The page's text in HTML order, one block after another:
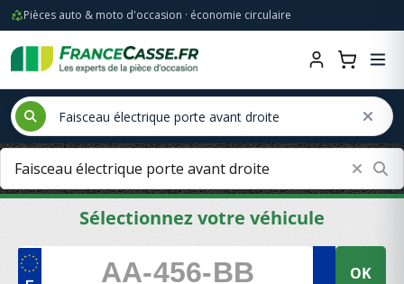
Pièces auto & moto d'occasion · économie circulaire
Sélectionnez votre véhicule
OK